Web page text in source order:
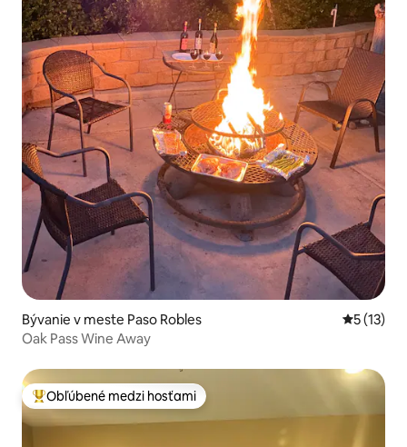
Bývanie v meste Paso Robles
5 (13)
Oak Pass Wine Away
Najobľúbenejšie medzi hosťami
Obľúbené medzi hosťami